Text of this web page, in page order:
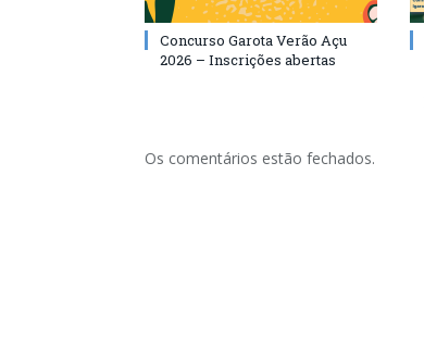
Concurso Garota Verão Açu
2026 – Inscrições abertas
Os comentários estão fechados.